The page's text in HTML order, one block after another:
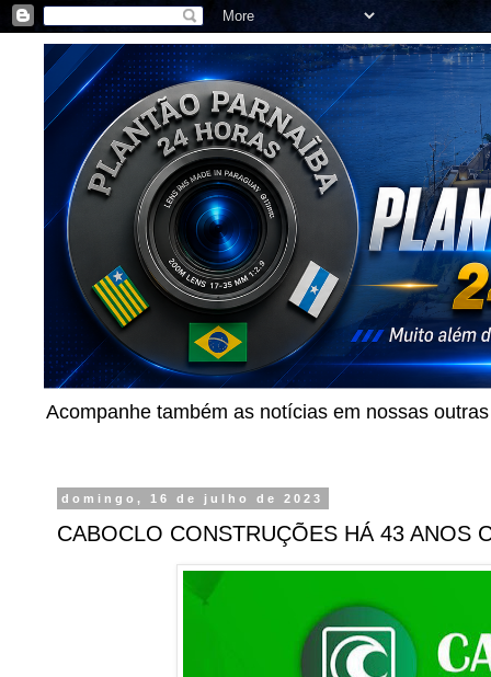
Acompanhe também as notícias em nossas
domingo, 16 de julho de 2023
CABOCLO CONSTRUÇÕES HÁ 43 ANOS